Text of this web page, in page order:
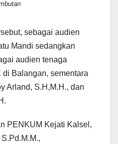
sebagai audien
Mandi sedangkan
audien tenaga
Balangan, sementara
Arland, S.H,M.H., dan
PENKUM Kejati Kalsel,